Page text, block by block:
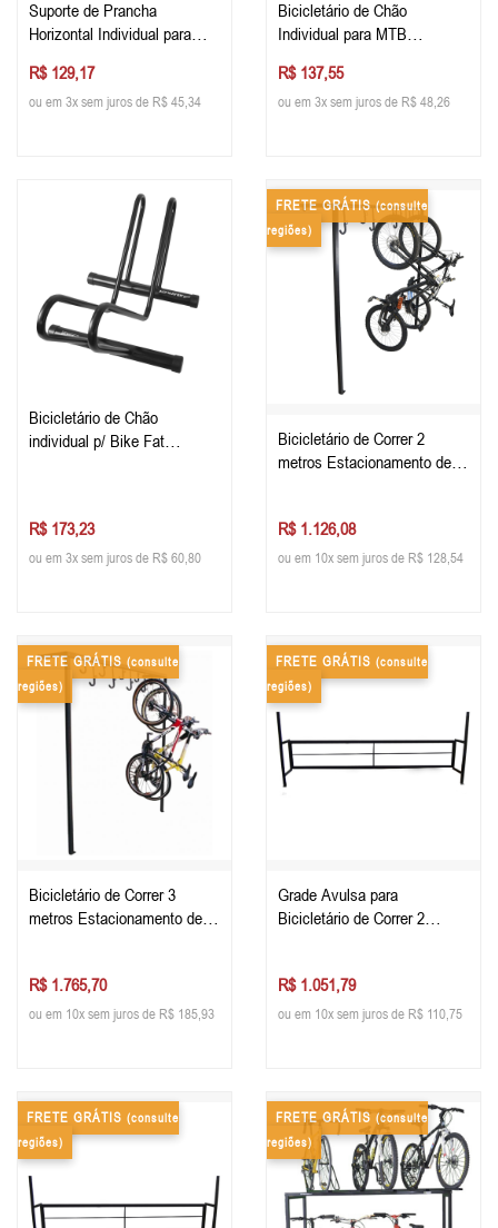
Suporte de Prancha
Horizontal Individual para
R$ 129,17
ou em 3x sem juros de R$ 45,34
Bicicletário de Chão
Individual para MTB
R$ 137,55
ou em 3x sem juros de R$ 48,26
Bicicletário de Chão
individual p/ Bike Fat
R$ 173,23
ou em 3x sem juros de R$ 60,80
FRETE GRÁTIS (consulte
regiões)
Bicicletário de Correr 2
metros Estacionamento de
R$ 1.126,08
ou em 10x sem juros de R$ 128,54
FRETE GRÁTIS (consulte
regiões)
Bicicletário de Correr 3
metros Estacionamento de
R$ 1.765,70
ou em 10x sem juros de R$ 185,93
FRETE GRÁTIS (consulte
regiões)
Grade Avulsa para
Bicicletário de Correr 2
R$ 1.051,79
ou em 10x sem juros de R$ 110,75
FRETE GRÁTIS (consulte
regiões)
FRETE GRÁTIS (consulte
regiões)